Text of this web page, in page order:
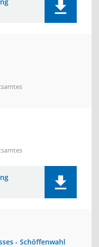
- Schöffenwahl